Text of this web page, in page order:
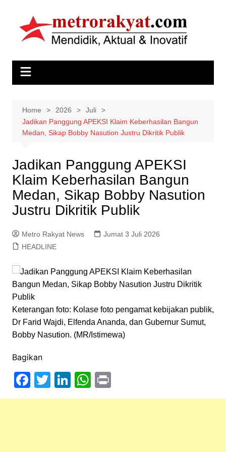
content
Home 2026
Juli
Jadikan Panggung APEKSI Klaim Keberhasilan Bangun
Medan, Sikap Bobby Nasution Justru Dikritik Publik
Jadikan Panggung APEKSI
Klaim Keberhasilan Bangun
Medan, Sikap Bobby Nasution
Justru Dikritik Publik
Metro Rakyat News
Jumat 3 Juli 2026
HEADLINE
Keterangan foto: Kolase foto pengamat kebijakan publik,
Dr Farid Wajdi, Elfenda Ananda, dan Gubernur Sumut,
Bobby Nasution. (MR/Istimewa)
Bagikan
F
a
T
w
Li
n
W
h
Pr
in